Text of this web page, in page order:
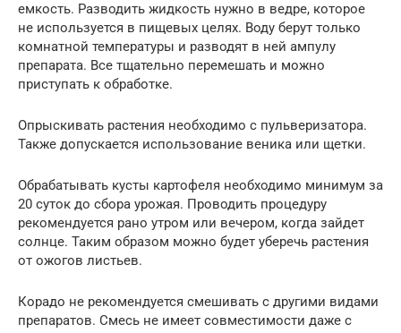
емкость. Разводить жидкость нужно в ведре, которое
не используется в пищевых целях. Воду берут только
комнатной температуры и разводят в ней ампулу
препарата. Все тщательно перемешать и можно
приступать к обработке.
Опрыскивать растения необходимо с пульверизатора.
Также допускается использование веника или щетки.
Обрабатывать кусты картофеля необходимо минимум за
20 суток до сбора урожая. Проводить процедуру
рекомендуется рано утром или вечером, когда зайдет
солнце. Таким образом можно будет уберечь растения
от ожогов листьев.
Корадо не рекомендуется смешивать с другими видами
препаратов. Смесь не имеет совместимости даже с